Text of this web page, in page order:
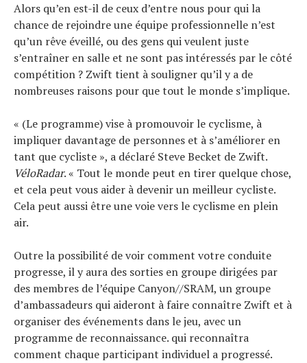
Alors qu’en est-il de ceux d’entre nous pour qui la
chance de rejoindre une équipe professionnelle n’est
qu’un rêve éveillé, ou des gens qui veulent juste
s’entraîner en salle et ne sont pas intéressés par le côté
compétition ? Zwift tient à souligner qu’il y a de
nombreuses raisons pour que tout le monde s’implique.
« (Le programme) vise à promouvoir le cyclisme, à
impliquer davantage de personnes et à s’améliorer en
tant que cycliste », a déclaré Steve Becket de Zwift.
VéloRadar. « Tout le monde peut en tirer quelque chose,
et cela peut vous aider à devenir un meilleur cycliste.
Cela peut aussi être une voie vers le cyclisme en plein
air.
Outre la possibilité de voir comment votre conduite
progresse, il y aura des sorties en groupe dirigées par
des membres de l’équipe Canyon//SRAM, un groupe
d’ambassadeurs qui aideront à faire connaître Zwift et à
organiser des événements dans le jeu, avec un
programme de reconnaissance. qui reconnaîtra
comment chaque participant individuel a progressé.